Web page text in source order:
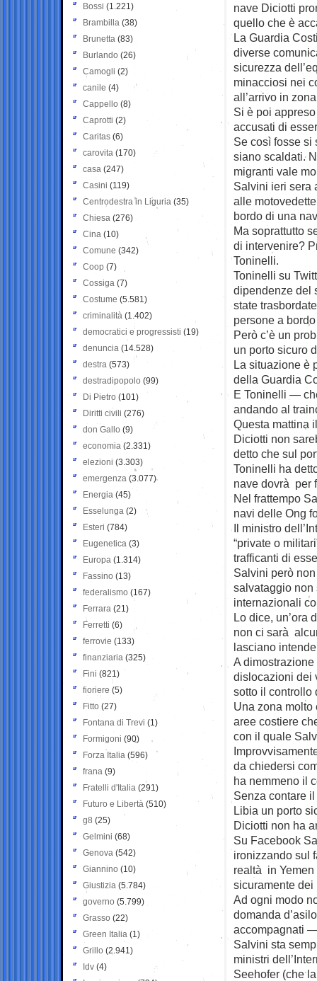
nave Diciotti
quello che è
La Guardia
diverse
sicurezza
minacciosi nei
all’arrivo in
Si è poi
accusati di
Se così fosse si
siano scaldati.
migranti vale
Salvini ieri sera
alle
bordo di una
Ma soprattutto
di intervenire?
Toninelli.
Toninelli su
dipendenze del
state
persone a
Però c’è un
un porto sicuro
La situazione è
della Guardia
E Toninelli —
andando al
Questa mattina
Diciotti non
detto che sul
Toninelli ha
nave dovrà per
Nel frattempo
navi delle Ong
Il ministro
“private o
trafficanti di
Salvini però
salvataggio non
internazionali
Lo dice, un’ora
non ci sarà
lasciano
A
dislocazioni dei
sotto il controllo
Una zona molto
aree costiere
con il quale
da chiedersi
ha nemmeno il
Senza contare
Libia un porto
Diciotti non ha
Su Facebook
ironizzando sul
realtà in
sicuramente
Ad ogni modo
domanda
accompagnati
Salvini sta
ministri
Seehofer (che
Bossi (1.221)
Brambilla (38)
Brunetta (83)
Burlando (26)
Camogli (2)
canile (4)
Cappello (8)
Caprotti (2)
Caritas (6)
carovita (170)
casa (247)
Casini (119)
Centrodestra in Liguria (35)
Chiesa (276)
Cina (10)
Comune (342)
Coop (7)
Cossiga (7)
Costume (5.581)
criminalità (1.402)
democratici e progressisti (19)
denuncia (14.528)
destra (573)
destradipopolo (99)
Di Pietro (101)
Diritti civili (276)
don Gallo (9)
economia (2.331)
elezioni (3.303)
emergenza (3.077)
Energia (45)
Esselunga (2)
Esteri (784)
Eugenetica (3)
Europa (1.314)
Fassino (13)
federalismo (167)
Ferrara (21)
Ferretti (6)
ferrovie (133)
finanziaria (325)
Fini (821)
fioriere (5)
Fitto (27)
Fontana di Trevi (1)
Formigoni (90)
Forza Italia (596)
frana (9)
Fratelli d'Italia (291)
Futuro e Libertà (510)
g8 (25)
Gelmini (68)
Genova (542)
Giannino (10)
Giustizia (5.784)
governo (5.799)
Grasso (22)
Green Italia (1)
Grillo (2.941)
Idv (4)